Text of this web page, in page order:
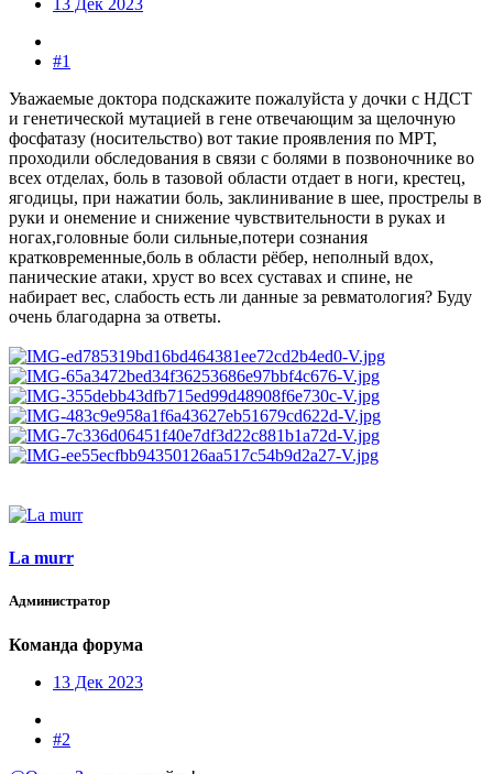
13 Дек 2023
#1
Уважаемые доктора подскажите пожалуйста у дочки с НДСТ
и генетической мутацией в гене отвечающим за щелочную
фосфатазу (носительство) вот такие проявления по МРТ,
проходили обследования в связи с болями в позвоночнике во
всех отделах, боль в тазовой области отдает в ноги, крестец,
ягодицы, при нажатии боль, заклинивание в шее, прострелы в
руки и онемение и снижение чувствительности в руках и
ногах,головные боли сильные,потери сознания
кратковременные,боль в области рёбер, неполный вдох,
панические атаки, хруст во всех суставах и спине, не
набирает вес, слабость есть ли данные за ревматология? Буду
очень благодарна за ответы.
La murr
Администратор
Команда форума
13 Дек 2023
#2